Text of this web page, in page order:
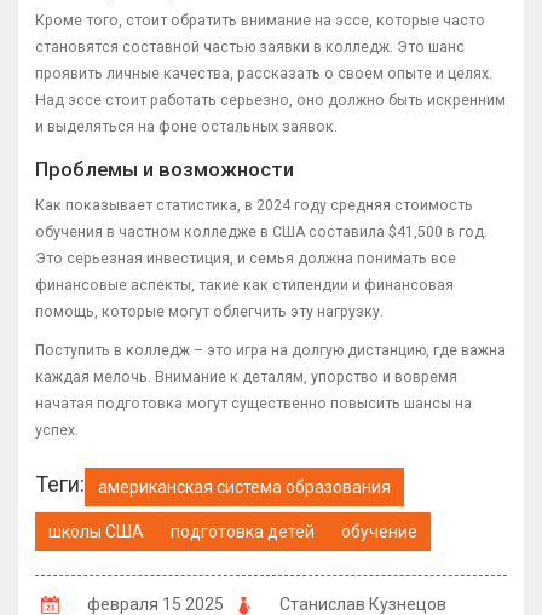
Кроме того, стоит обратить внимание на эссе, которые часто
становятся составной частью заявки в колледж. Это шанс
проявить личные качества, рассказать о своем опыте и целях.
Над эссе стоит работать серьезно, оно должно быть искренним
и выделяться на фоне остальных заявок.
Проблемы и возможности
Как показывает статистика, в 2024 году средняя стоимость
обучения в частном колледже в США составила $41,500 в год.
Это серьезная инвестиция, и семья должна понимать все
финансовые аспекты, такие как стипендии и финансовая
помощь, которые могут облегчить эту нагрузку.
Поступить в колледж – это игра на долгую дистанцию, где важна
каждая мелочь. Внимание к деталям, упорство и вовремя
начатая подготовка могут существенно повысить шансы на
успех.
Теги: американская система образования
школы США подготовка детей обучение
февраля 15 2025
Станислав Кузнецов